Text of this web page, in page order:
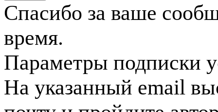
Спасибо за ваше
время.
Параметры подписки
На указанный email